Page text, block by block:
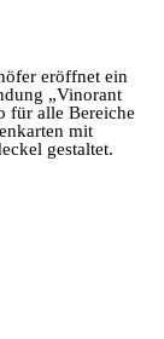
eröffnet ein
„Vinorant
für alle Bereiche
mit
gestaltet.